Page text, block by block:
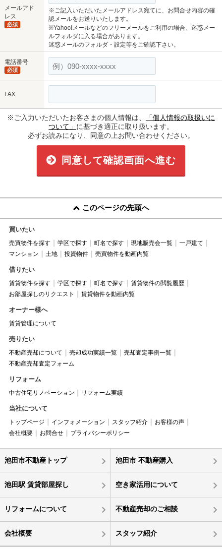
メールアド
レス
必須
※ご記入いただいたメールアドレス宛てに、お問合せ内容の確
認メールをお送りいたします。
※Yahoo!メールなどのフリーメールをご利用の場合、迷惑メー
ルフォルダに入る場合があります。
迷惑メールのフォルダ・設定等をご確認下さい。
電話番号
必須
FAX
※ご入力いただいたお客さまの個人情報は、
「個人情報の取扱いに
ついて」 に基づき適正に取り扱います。
必ずお読みになり、同意の上お問い合わせください。
同意して確認画面へ進む
このページの先頭へ
買いたい
売買物件を探す 学区で探す 町名で探す 現地販売会一覧
一戸建て
マンション
土地 投資物件 売買物件を動画内覧
借りたい
賃貸物件を探す 学区で探す 町名で探す
賃貸物件の閲覧履歴
お部屋探しのリクエスト
賃貸物件を動画内覧
オーナー様へ
賃貸管理について
売りたい
不動産売却について 売却成功実績一覧
売却査定事例一覧
不動産売却査定フォーム
リフォーム
中古住宅リノベーション リフォーム実績
当社について
トップページ インフォメーション スタッフ紹介
お客様の声
会社概要
お問合せ プライバシーポリシー
池田市不動産トップ 池田市 不動産購入
池田駅 賃貸部屋探し 空き家活用について
リフォームについて 不動産売却のご相談
会社概要 スタッフ紹介